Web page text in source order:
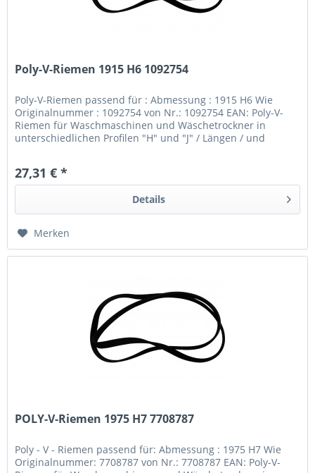
Poly-V-Riemen 1915 H6 1092754
Poly-V-Riemen passend für : Abmessung : 1915 H6 Wie
Originalnummer : 1092754 von Nr.: 1092754 EAN: Poly-V-
Riemen für Waschmaschinen und Wäschetrockner in
unterschiedlichen Profilen "H" und "J" / Längen / und
27,31 € *
Details
Merken
POLY-V-Riemen 1975 H7 7708787
Poly - V - Riemen passend für: Abmessung : 1975 H7 Wie
Originalnummer: 7708787 von Nr.: 7708787 EAN: Poly-V-